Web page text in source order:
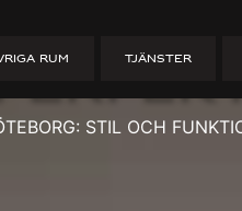
RUM TJÄNSTER
STIL OCH